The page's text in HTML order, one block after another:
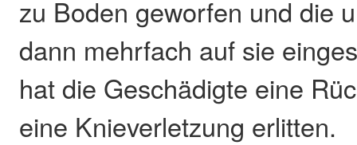
zu Boden geworfen und die
dann mehrfach auf sie
hat die Geschädigte eine
eine Knieverletzung erlitten.